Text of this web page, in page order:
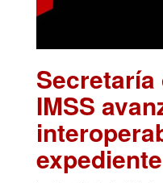
Secretaría
IMSS